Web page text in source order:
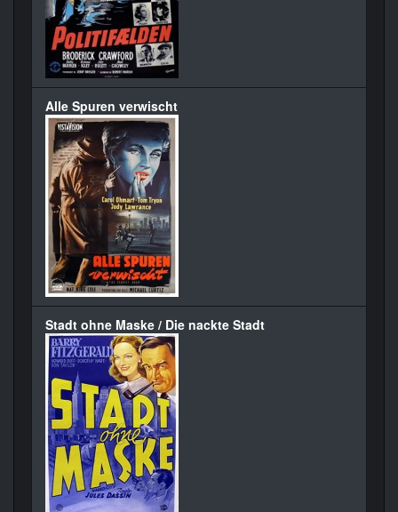
Alle Spuren verwischt
Stadt ohne Maske / Die nackte Stadt